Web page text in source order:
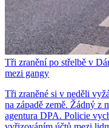
Tři zranění po střelbě v
mezi gangy
Tři zraněné si v neděli
na západě země. Žádný z
agentura DPA. Policie